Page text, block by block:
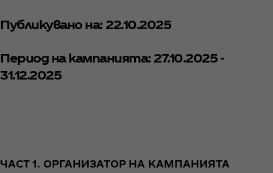
Публикувано на: 22.10.2025
Период на кампанията: 27.10.2025 -
31.12.2025
ЧАСТ 1. ОРГАНИЗАТОР НА КАМПАНИЯТА